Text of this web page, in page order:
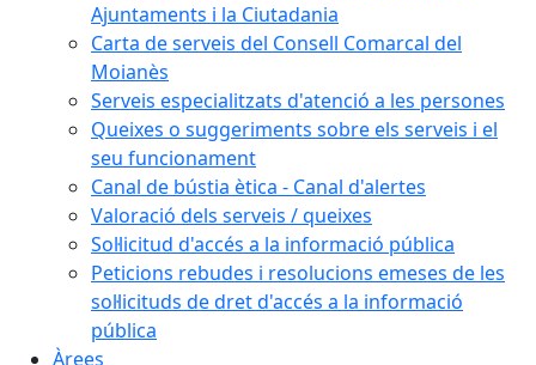
Ajuntaments i la Ciutadania
Carta de serveis del Consell Comarcal del
Moianès
Serveis especialitzats d'atenció a les persones
Queixes o suggeriments sobre els serveis i el
seu funcionament
Canal de bústia ètica - Canal d'alertes
Valoració dels serveis / queixes
Sol·licitud d'accés a la informació pública
Peticions rebudes i resolucions emeses de les
sol·licituds de dret d'accés a la informació
pública
Àrees